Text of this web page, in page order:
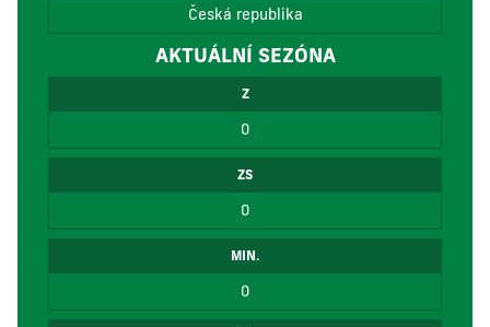
Česká republika
AKTUÁLNÍ SEZÓNA
Z
0
ZS
0
MIN.
0